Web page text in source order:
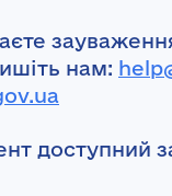
нам:
доступний